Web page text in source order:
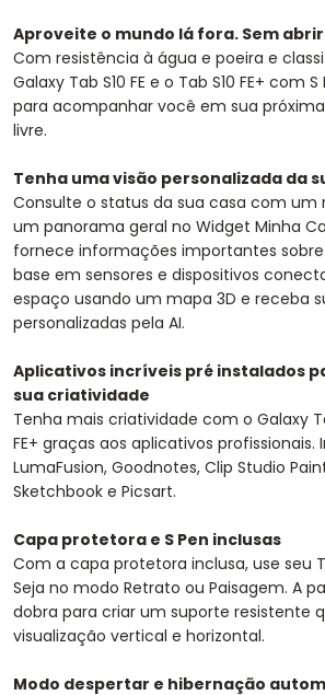
Aproveite o mundo lá fora. Sem
Com resistência à água e poeira e
Galaxy Tab S10 FE e o Tab S10 FE+ com
para acompanhar você em sua
livre.
Tenha uma visão personalizada da
Consulte o status da sua casa com um
um panorama geral no Widget Minha
fornece informações importantes
base em sensores e dispositivos
espaço usando um mapa 3D e receba
personalizadas pela AI.
Aplicativos incríveis pré instalados
sua criatividade
Tenha mais criatividade com o Galaxy
FE+ graças aos aplicativos
LumaFusion, Goodnotes, Clip Studio
Sketchbook e Picsart.
Capa protetora e S Pen inclusas
Com a capa protetora inclusa, use seu
Seja no modo Retrato ou Paisagem. A
dobra para criar um suporte resistente
visualização vertical e horizontal.
Modo despertar e hibernação